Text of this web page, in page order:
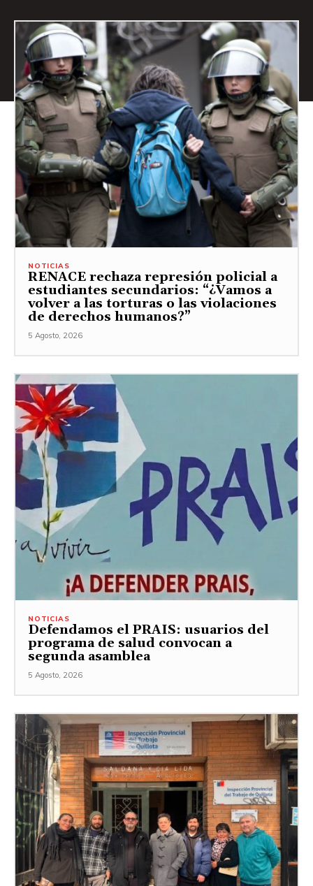
NOTICIAS
RENACE rechaza represión policial a
estudiantes secundarios: “¿Vamos a
volver a las torturas o las violaciones
de derechos humanos?”
5 Agosto, 2026
NOTICIAS
Defendamos el PRAIS: usuarios del
programa de salud convocan a
segunda asamblea
5 Agosto, 2026